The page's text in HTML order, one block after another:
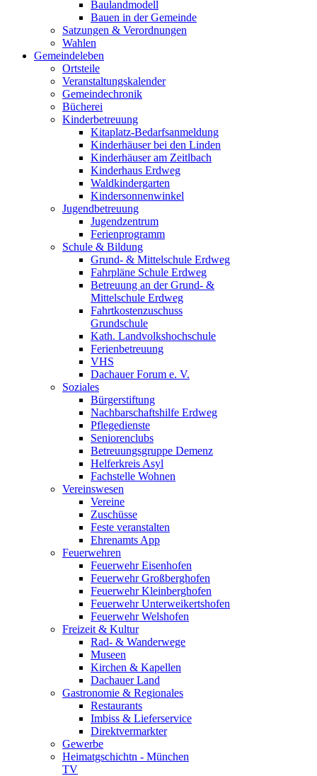
Baulandmodell
Bauen in der Gemeinde
Satzungen & Verordnungen
Wahlen
Gemeindeleben
Ortsteile
Veranstaltungskalender
Gemeindechronik
Bücherei
Kinderbetreuung
Kitaplatz-Bedarfsanmeldung
Kinderhäuser bei den Linden
Kinderhäuser am Zeitlbach
Kinderhaus Erdweg
Waldkindergarten
Kindersonnenwinkel
Jugendbetreuung
Jugendzentrum
Ferienprogramm
Schule & Bildung
Grund- & Mittelschule Erdweg
Fahrpläne Schule Erdweg
Betreuung an der Grund- &
Mittelschule Erdweg
Fahrtkostenzuschuss
Grundschule
Kath. Landvolkshochschule
Ferienbetreuung
VHS
Dachauer Forum e. V.
Soziales
Bürgerstiftung
Nachbarschaftshilfe Erdweg
Pflegedienste
Seniorenclubs
Betreuungsgruppe Demenz
Helferkreis Asyl
Fachstelle Wohnen
Vereinswesen
Vereine
Zuschüsse
Feste veranstalten
Ehrenamts App
Feuerwehren
Feuerwehr Eisenhofen
Feuerwehr Großberghofen
Feuerwehr Kleinberghofen
Feuerwehr Unterweikertshofen
Feuerwehr Welshofen
Freizeit & Kultur
Rad- & Wanderwege
Museen
Kirchen & Kapellen
Dachauer Land
Gastronomie & Regionales
Restaurants
Imbiss & Lieferservice
Direktvermarkter
Gewerbe
Heimatgschichtn - München
TV